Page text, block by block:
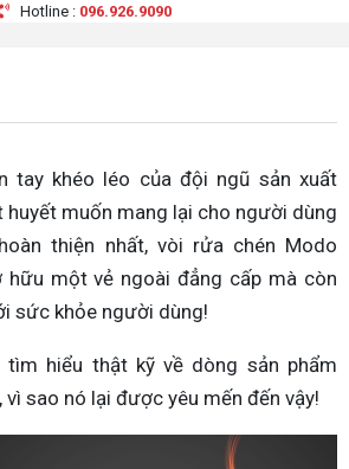
Hotline : 096.926.9090
tay khéo léo của đội ngũ sản xuất
huyết muốn mang lại cho người dùng
thiện nhất, vòi rửa chén Modo
hữu một vẻ ngoài đẳng cấp mà còn
sức khỏe người dùng!
tìm hiểu thật kỹ về dòng sản phẩm
sao nó lại được yêu mến đến vậy!